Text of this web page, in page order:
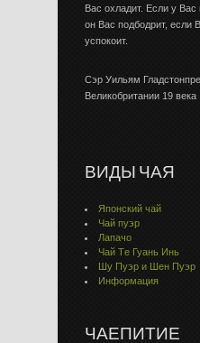
Вас охладит. Если у
он Вас подбодрит, если
успокоит.
Сэр Уильям
Великобритании 19 века
ВИДЫ ЧАЯ
Японский чай
Чай пуэр
Лапачо
Чай Тe Гуaнь Инь
Шу Пуэр и Шен Пуэр
Информация
ЧАЕПИТИЕ